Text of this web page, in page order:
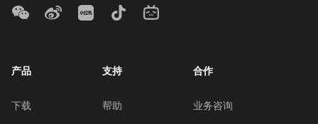
产品
下载
支持
帮助
合作
业务咨询